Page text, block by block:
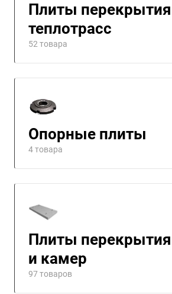
Плиты перекрытия
теплотрасс
52 товара
Опорные плиты
4 товара
Плиты
и камер
97 товаров